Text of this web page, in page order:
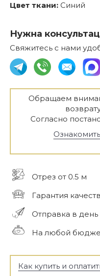
Цвет ткани: Синий
Нужна
Свяжитесь с нами
Обращаем
Согласно
Отрез от 0.5 м
Гарантия
Отправка в день
На любой
Как купить и